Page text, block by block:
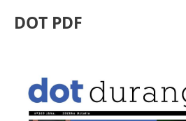
DOT PDF